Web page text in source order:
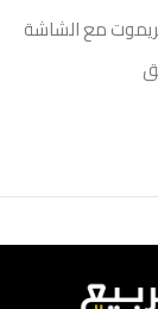
مع الشاشة